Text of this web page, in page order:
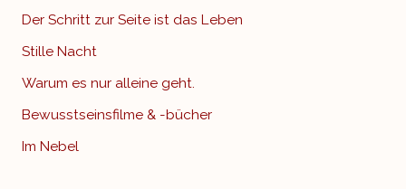
Der Schritt zur Seite ist das Leben
Stille Nacht
Warum es nur alleine geht.
Bewusstseinsfilme & -bücher
Im Nebel